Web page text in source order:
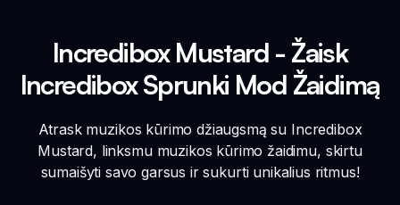
Incredibox Mustard - Žaisk
Incredibox Sprunki Mod Žaidimą
Atrask muzikos kūrimo džiaugsmą su Incredibox
Mustard, linksmu muzikos kūrimo žaidimu, skirtu
sumaišyti savo garsus ir sukurti unikalius ritmus!